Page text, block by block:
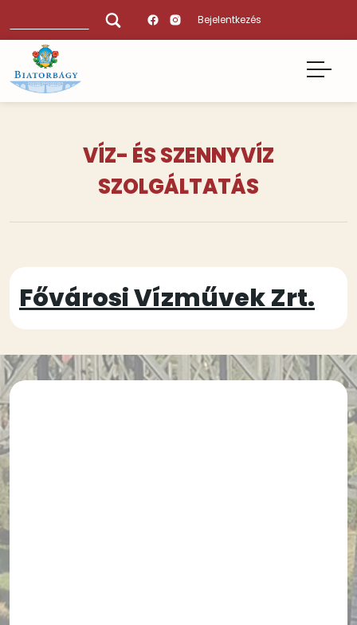
tartalomra
Bejelentkezés
VÍZ- ÉS SZENNYVÍZ
SZOLGÁLTATÁS
Tartalmi
bekezdések
Fővárosi Vízművek Zrt.